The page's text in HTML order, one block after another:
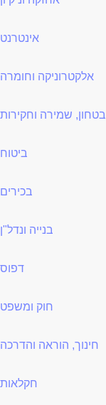
אינטרנט
אלקטרוניקה וחומרה
בטחון, שמירה וחקירות
ביטוח
בכירים
בנייה ונדל"ן
דפוס
חוק ומשפט
חינוך, הוראה והדרכה
חקלאות